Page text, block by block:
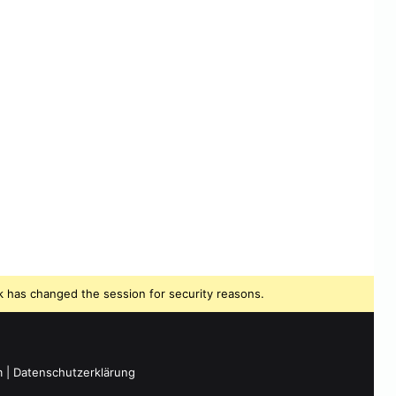
has changed the session for security reasons.
Datenschutzerklärung